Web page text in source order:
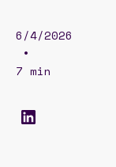
6/4/2026
•
7 min